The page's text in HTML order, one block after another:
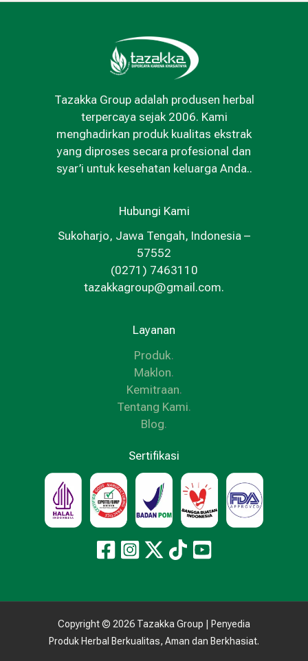
Tazakka Group adalah produsen herbal
terpercaya sejak 2006. Kami
menghadirkan produk kualitas ekstrak
yang diproses secara profesional dan
syar’i untuk kesehatan keluarga Anda..
Hubungi Kami
Sukoharjo, Jawa Tengah, Indonesia –
57552
(0271) 7463110
tazakkagroup@gmail.com.
Layanan
Produk.
Maklon.
Kemitraan.
Tentang Kami.
Blog.
Sertifikasi
Copyright © 2026 Tazakka Group | Penyedia
Produk Herbal Berkualitas, Aman dan Berkhasiat.